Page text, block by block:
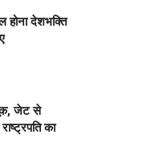
होना देशभक्ति
जेट से
का